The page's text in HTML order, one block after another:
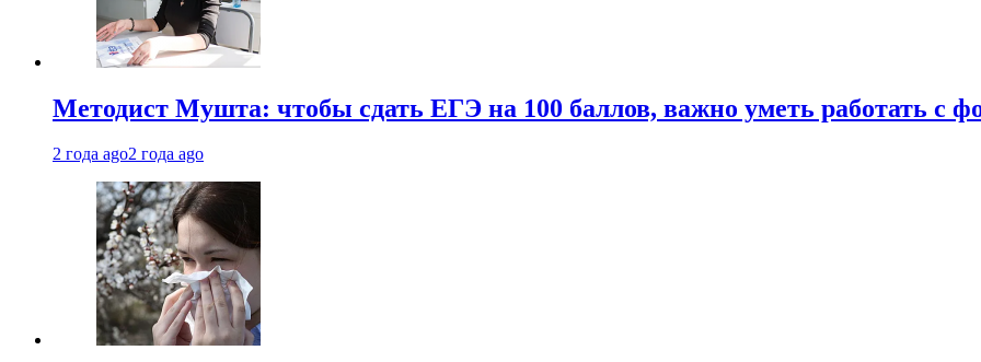
Методист Мушта: чтобы сдать ЕГЭ на 100 баллов, важно уметь работать с
2 года ago2 года ago